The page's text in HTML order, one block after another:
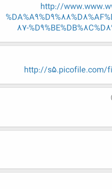
http://
87-
http://s5.picofile.com/